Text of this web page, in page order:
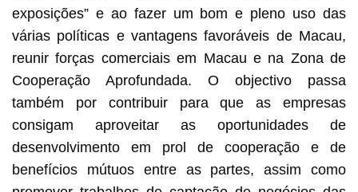
exposições” e ao fazer um bom e pleno uso das
várias políticas e vantagens favoráveis de Macau,
reunir forças comerciais em Macau e na Zona de
Cooperação Aprofundada. O objectivo passa
também por contribuir para que as empresas
consigam aproveitar as oportunidades de
desenvolvimento em prol de cooperação e de
benefícios mútuos entre as partes, assim como